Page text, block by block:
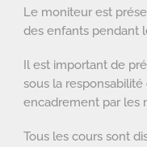
Le moniteur est
des enfants pendant
Il est important de
sous la
encadrement par les
Tous les cours sont